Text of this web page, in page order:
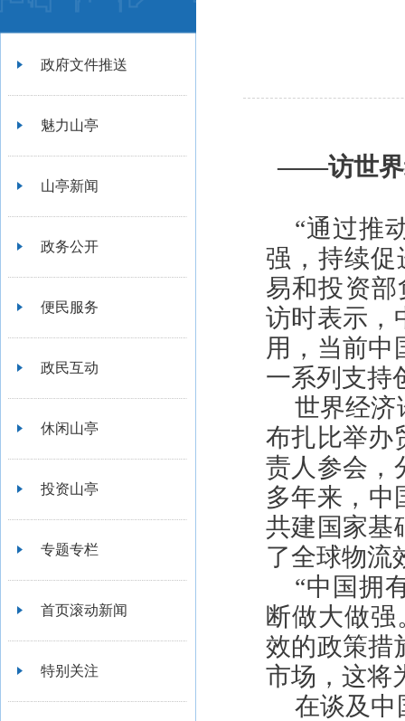
政府文件推送
魅力山亭
山亭新闻
政务公开
便民服务
政民互动
休闲山亭
投资山亭
专题专栏
首页滚动新闻
特别关注
——访世界
“通过推
强，持续促
易和投资部
访时表示，
用，当前中
一系列支持
世界经济
布扎比举办
责人参会，
多年来，中
共建国家基
了全球物流
“中国拥
断做大做
效的政策措
市场，这将
在谈及中